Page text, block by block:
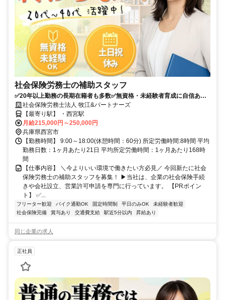
社会保険労務士の補助スタッフ
✅️20年以上勤務の長期在籍者も多数✅️無資格・未経験者育成に自信あり
✅️駅チカ通勤便利✅️30代・40代女性スタッフ活躍
社会保険労務士法人 牧江&パートナーズ
【最寄り駅】 ・西宮駅
月給215,000円～250,000円
兵庫県西宮市
【勤務時間】 9:00～18:00(休憩時間：60分) 所定労働時間:8時間 平均
勤務日数：1ヶ月あたり21日 平均所定労働時間：1ヶ月あたり168時
間
【仕事内容】 ＼今よりいい環境で働きたい方必見／ 今回新たに社会
保険労務士の補助スタッフを募集！ ▶当社は、企業の社会保険手続
きや会社設立、営業許可申請を専門に行っています。 【PRポイン
ト】 ✅...
フリーター歓迎 バイク通勤OK 固定時間制 平日のみOK
未経験者歓迎
社会保険完備
賞与あり 交通費支給 駅近5分以内 昇給あり
同じ企業の求人
正社員